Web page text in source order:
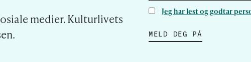
medier. Kulturlivets
Jeg har lest og godtar
MELD DEG PÅ